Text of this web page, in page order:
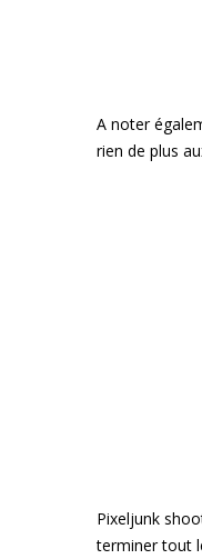
A noter
rien de plus
Pixeljunk
terminer tout